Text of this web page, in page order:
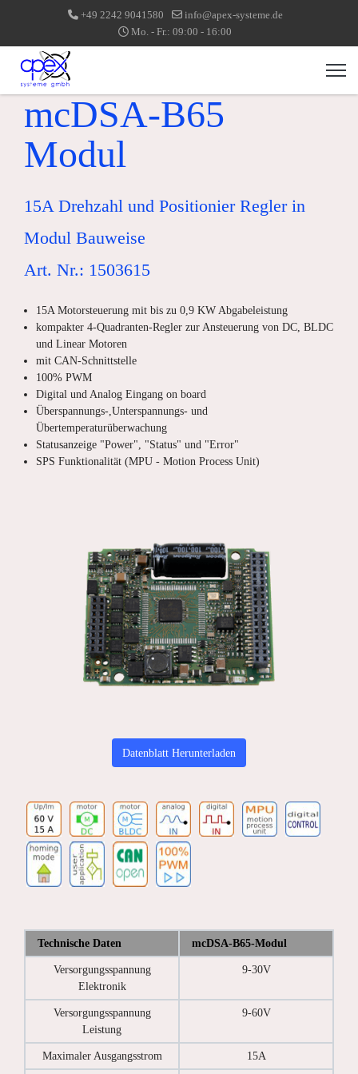
+49 2242 9041580
info@apex-systeme.de
Mo. - Fr.: 09:00 - 16:00
mcDSA-B65
Modul
15A Drehzahl und Positionier Regler in
Modul Bauweise
Art. Nr.: 1503615
15A Motorsteuerung mit bis zu 0,9 KW Abgabeleistung
kompakter 4-Quadranten-Regler zur Ansteuerung von DC, BLDC
und Linear Motoren
mit CAN-Schnittstelle
100% PWM
Digital und Analog Eingang on board
Überspannungs-,Unterspannungs- und
Übertemperaturüberwachung
Statusanzeige "Power", "Status" und "Error"
SPS Funktionalität (MPU - Motion Process Unit)
Datenblatt Herunterladen
Technische Daten mcDSA-B65-Modul
Versorgungsspannung
Elektronik
9-30V
Versorgungsspannung
Leistung
9-60V
Maximaler Ausgangsstrom 15A